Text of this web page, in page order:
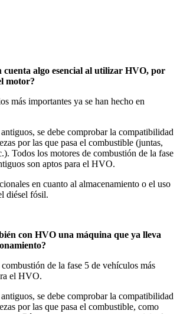
cuenta algo esencial al utilizar HVO, por
motor?
más importantes ya se han hecho en
se debe comprobar la compatibilidad
por las que pasa el combustible (juntas,
Todos los motores de combustión de la fase
son aptos para el HVO.
en cuanto al almacenamiento o el uso
diésel fósil.
con HVO una máquina que ya lleva
de la fase 5 de vehículos más
el HVO.
se debe comprobar la compatibilidad
por las que pasa el combustible, como